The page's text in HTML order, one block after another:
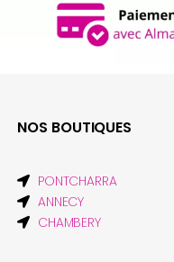
NOS BOUTIQUES
PONTCHARRA
ANNECY
CHAMBERY